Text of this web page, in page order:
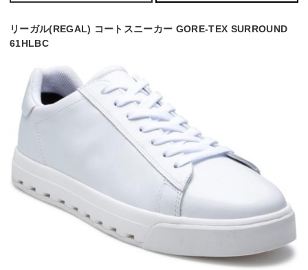
リーガル(REGAL) コートスニーカー GORE-TEX SURROUND
61HLBC